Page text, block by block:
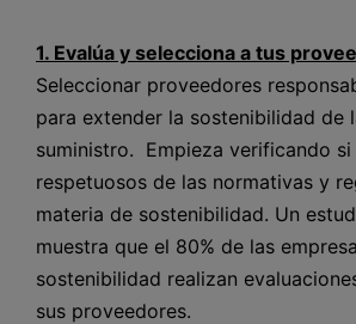
1. Evalúa y selecciona a tus
Seleccionar proveedores
para extender la sostenibilidad de
suministro. Empieza verificando si
respetuosos de las normativas y
materia de sostenibilidad. Un
muestra que el 80% de las
sostenibilidad realizan
sus proveedores.